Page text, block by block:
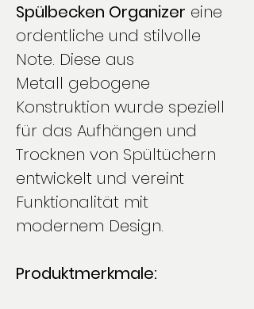
Spülbecken Organizer eine
ordentliche und stilvolle
Note. Diese aus
Metall gebogene
Konstruktion wurde speziell
für das Aufhängen und
Trocknen von Spültüchern
entwickelt und vereint
Funktionalität mit
modernem Design.
Produktmerkmale: